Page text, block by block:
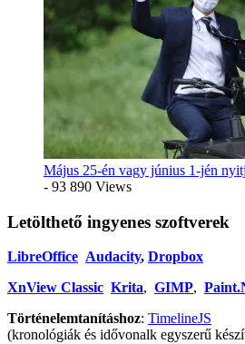
Május 25-én vagy június 1-jén
- 93 890 Views
Letölthető ingyenes szoftverek
LibreOffice Audacity, Dropbox
XnView Classic Krita, GIMP,
Történelemtanításhoz: TimelineJS
(kronológiák és idővonalk egyszerű